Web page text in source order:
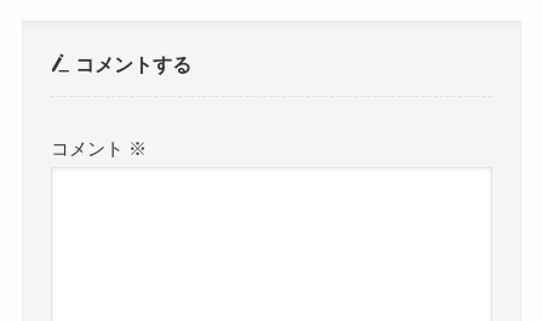
コメントする
コメント ※